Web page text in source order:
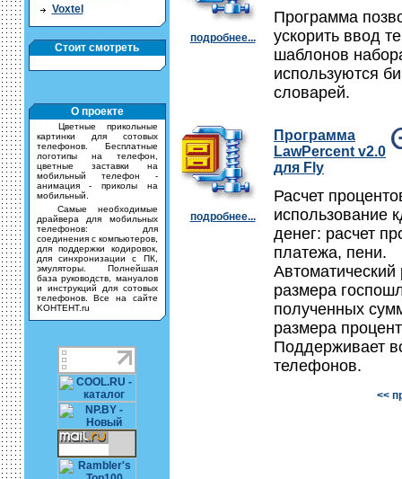
Voxtel
Стоит смотреть
О проекте
Цветные прикольные
картинки для сотовых
телефонов. Бесплатные
логотипы на телефон,
цветные заставки на
мобильный телефон -
анимация - приколы на
мобильный.
Самые необходимые
драйвера для мобильных
телефонов: для
соединения с компьютеров,
для поддержки кодировок,
для синхронизации с ПК,
эмуляторы. Полнейшая
база руководств, мануалов
и инструкций для сотовых
телефонов. Все на сайте
KOHTEHT.ru
подробнее...
Программа
ускорить ввод
шаблонов
используются
словарей.
подробнее...
Программа
LawPercent v2.0
для Fly
Расчет
использование
денег: расчет
платежа, пени.
Автоматический
размера
полученных
размера
Поддерживает
телефонов.
<<